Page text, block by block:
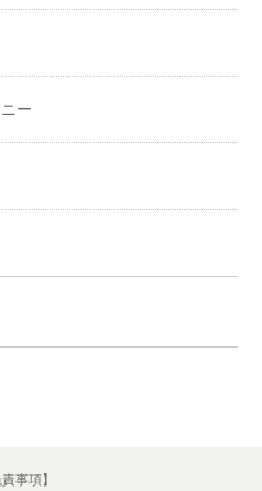
ー
責事項】